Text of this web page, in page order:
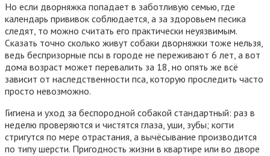
Но если дворняжка попадает в заботливую семью, где
календарь прививок соблюдается, а за здоровьем песика
следят, то можно считать его практически неуязвимым.
Сказать точно сколько живут собаки дворняжки тоже нельзя,
ведь беспризорные псы в городе не переживают 6 лет, а вот
дома возраст может перевалить за 18, но опять же всё
зависит от наследственности пса, которую проследить часто
просто невозможно.
Гигиена и уход за беспородной собакой стандартный: раз в
неделю проверяются и чистятся глаза, уши, зубы; когти
стригутся по мере отрастания, а вычёсывание производится
по типу шерсти. Пригодность жизни в квартире или во дворе